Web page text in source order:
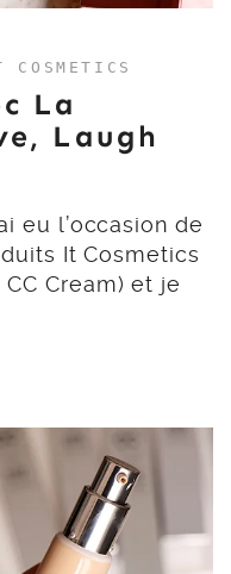
COSMETICS
La
Laugh
eu l’occasion de
It Cosmetics
Cream) et je